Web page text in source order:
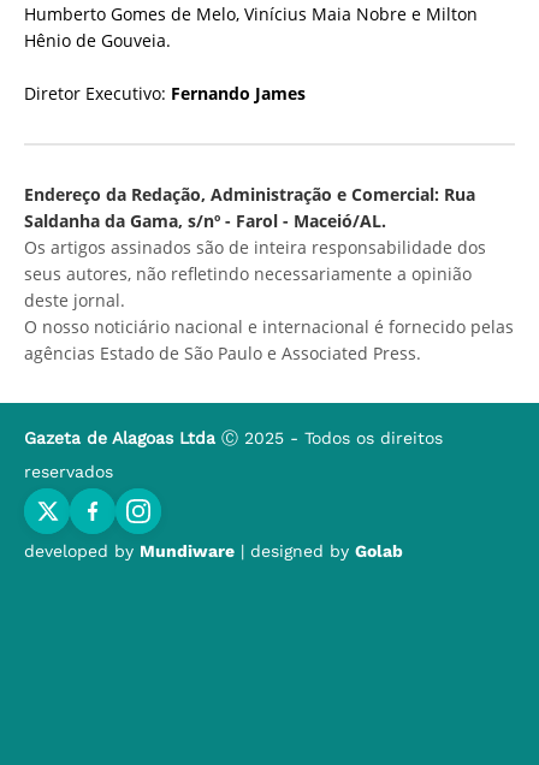
Humberto Gomes de Melo, Vinícius Maia Nobre e Milton
Hênio de Gouveia.
Diretor Executivo: Fernando James
Endereço da Redação, Administração e Comercial: Rua
Saldanha da Gama, s/nº - Farol - Maceió/AL.
Os artigos assinados são de inteira responsabilidade dos
seus autores, não refletindo necessariamente a opinião
deste jornal.
O nosso noticiário nacional e internacional é fornecido pelas
agências Estado de São Paulo e Associated Press.
Gazeta de Alagoas Ltda Ⓒ 2025 - Todos os direitos
reservados
developed by Mundiware | designed by Golab